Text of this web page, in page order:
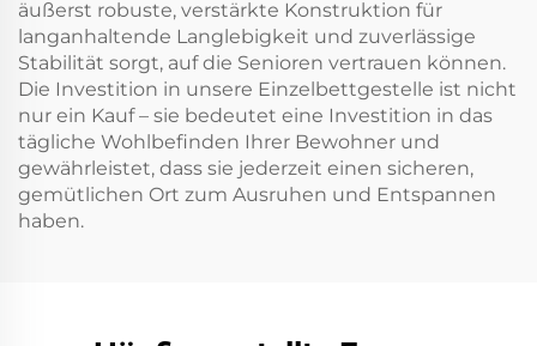
äußerst robuste, verstärkte Konstruktion für
langanhaltende Langlebigkeit und zuverlässige
Stabilität sorgt, auf die Senioren vertrauen können.
Die Investition in unsere Einzelbettgestelle ist nicht
nur ein Kauf – sie bedeutet eine Investition in das
tägliche Wohlbefinden Ihrer Bewohner und
gewährleistet, dass sie jederzeit einen sicheren,
gemütlichen Ort zum Ausruhen und Entspannen
haben.